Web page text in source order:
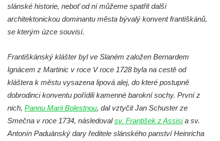
Socha svatého Zachariáše na nádvoří
kláštera dominikánů v Českých
Budějovicích
Socha svaté Anny na nádvoří kláštera
dominikánů v Českých Budějovicích
Socha svatého Dominika na nádvoří
kláštera dominikánů v Českých
Budějovicích
slánské historie, neboť od ní můžeme spatřit další
architektonickou dominantu města bývalý konvent františkánů,
se kterým úzce souvisí.
Františkánský klášter byl ve Slaném založen Bernardem
Ignácem z Martinic v roce V roce 1728 byla na cestě od
kláštera k městu vysazena lipová alej, do které postupně
dobrodinci konventu pořídili kamenné barokní sochy. První z
nich, Pannu Marii Bolestnou, dal vztyčit Jan Schuster ze
Smečna v roce 1734, následovalsv. František z Assisia sv.
Antonín Paduánský dary ředitele slánského panství Heinricha